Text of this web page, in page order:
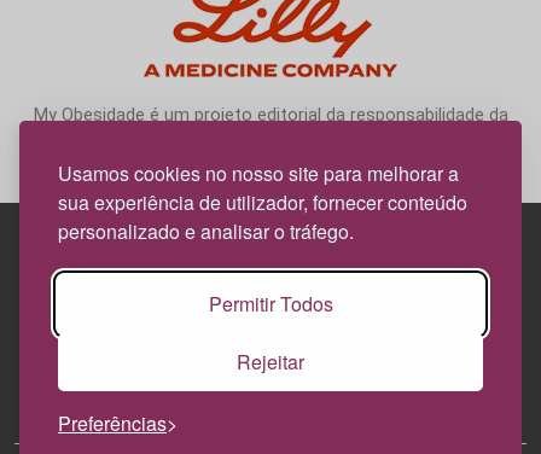
Usamos cookies no nosso site para melhorar a
sua experiência de utilizador, fornecer conteúdo
personalizado e analisar o tráfego.
Permitir Todos
Rejeitar
Preferências
My Obesidade é um projeto editorial da responsabilidade da
Edif. Lisboa Oriente | Av. Infante D. Henrique, n.º 333H, esc.
1800-282 Lisboa | Portugal